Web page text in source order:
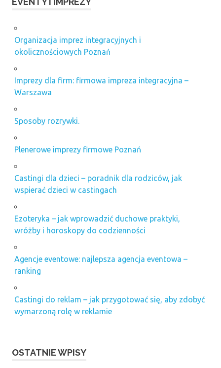
Organizacja imprez integracyjnych i
okolicznościowych Poznań
Imprezy dla firm: firmowa impreza integracyjna –
Warszawa
Sposoby rozrywki.
Plenerowe imprezy firmowe Poznań
Castingi dla dzieci – poradnik dla rodziców, jak
wspierać dzieci w castingach
Ezoteryka – jak wprowadzić duchowe praktyki,
wróżby i horoskopy do codzienności
Agencje eventowe: najlepsza agencja eventowa –
ranking
Castingi do reklam – jak przygotować się, aby zdobyć
wymarzoną rolę w reklamie
OSTATNIE WPISY